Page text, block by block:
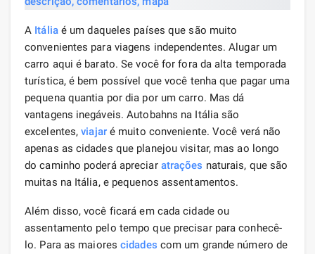
A Itáliaé um daqueles países que são muito
convenientes para viagens independentes. Alugar um
carro aqui é barato. Se você for fora da alta temporada
turística, é bem possível que você tenha que pagar uma
pequena quantia por dia por um carro. Mas dá
vantagens inegáveis. Autobahns na Itália são
excelentes,viajaré muito conveniente. Você verá não
apenas as cidades que planejou visitar, mas ao longo
do caminho poderá apreciar atrações naturais, que são
muitas na Itália, e pequenos assentamentos.
Além disso, você ficará em cada cidade ou
assentamento pelo tempo que precisar para conhecê-
lo. Para as maiores cidades com um grande número de